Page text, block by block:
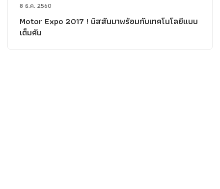
8 ธ.ค. 2560
Motor Expo 2017 ! นิสสันมาพร้อมกับเทคโนโลยีแบบ
เต็มคัน